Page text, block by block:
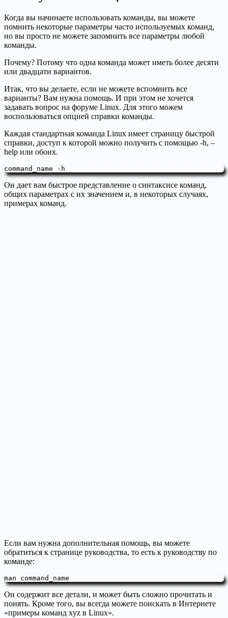
Когда вы начинаете использовать команды, вы можете
помнить некоторые параметры часто используемых команд,
но вы просто не можете запомнить все параметры любой
команды.
Почему? Потому что одна команда может иметь более десяти
или двадцати вариантов.
Итак, что вы делаете, если не можете вспомнить все
варианты? Вам нужна помощь. И при этом не хочется
задавать вопрос на форуме Linux. Для этого можем
воспользоваться опцией справки команды.
Каждая стандартная команда Linux имеет страницу быстрой
справки, доступ к которой можно получить с помощью -h, –
help или обоих.
command_name -h
Он дает вам быстрое представление о синтаксисе команд,
общих параметрах с их значением и, в некоторых случаях,
примерах команд.
Если вам нужна дополнительная помощь, вы можете
обратиться к странице руководства, то есть к руководству по
команде:
man command_name
Он содержит все детали, и может быть сложно прочитать и
понять. Кроме того, вы всегда можете поискать в Интернете
«примеры команд xyz в Linux».